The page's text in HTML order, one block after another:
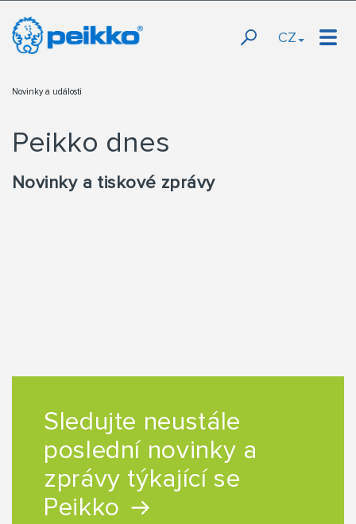
CZ
Novinky a události
Peikko dnes
Novinky a tiskové zprávy
Sledujte neustále
poslední novinky a
zprávy týkající se
Peikko